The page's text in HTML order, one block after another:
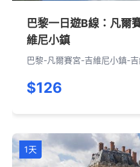
巴黎一日遊B線：凡爾
維尼小鎮
巴黎-凡爾賽宮-吉維尼小鎮-
$126
1天